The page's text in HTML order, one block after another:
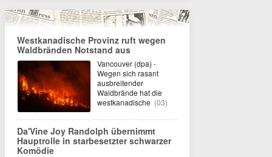
Westkanadische Provinz ruft wegen
Waldbränden Notstand aus
Vancouver (dpa) -
Wegen sich rasant
ausbreitender
Waldbrände hat die
westkanadische (03)
Da'Vine Joy Randolph übernimmt
Hauptrolle in starbesetzter schwarzer
Komödie